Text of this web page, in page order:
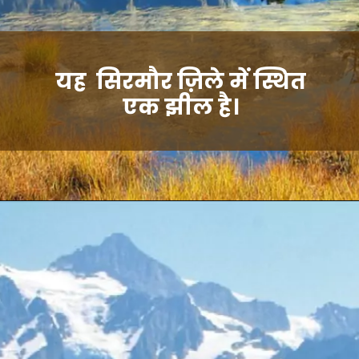
यह सिरमौर ज़िले में स्थित
एक झील है।